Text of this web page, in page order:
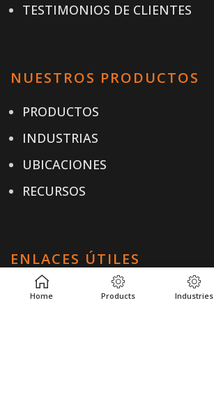
TESTIMONIOS DE CLIENTES
NUESTROS PRODUCTOS
PRODUCTOS
INDUSTRIAS
UBICACIONES
RECURSOS
ENLACES ÚTILES
POLÍTICA DE PRIVACIDAD
Home Products Industries